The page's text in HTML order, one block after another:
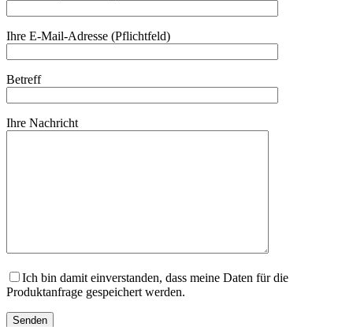
Ihre E-Mail-Adresse (Pflichtfeld)
Betreff
Ihre Nachricht
Ich bin damit einverstanden, dass meine Daten für die
Produktanfrage gespeichert werden.